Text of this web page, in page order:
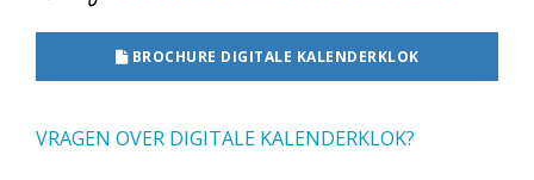
BROCHURE DIGITALE KALENDERKLOK
VRAGEN OVER DIGITALE KALENDERKLOK?